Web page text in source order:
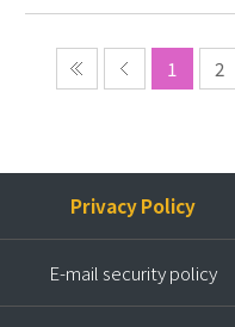
1 2
Privacy Policy
E-mail security policy